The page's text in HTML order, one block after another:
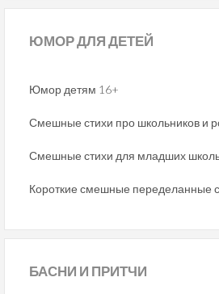
ЮМОРДЛЯ ДЕТЕЙ
Юмор детям 16+
Смешные стихи про школьников и
Смешные стихи для младших
Короткие смешные переделанные
БАСНИ И ПРИТЧИ